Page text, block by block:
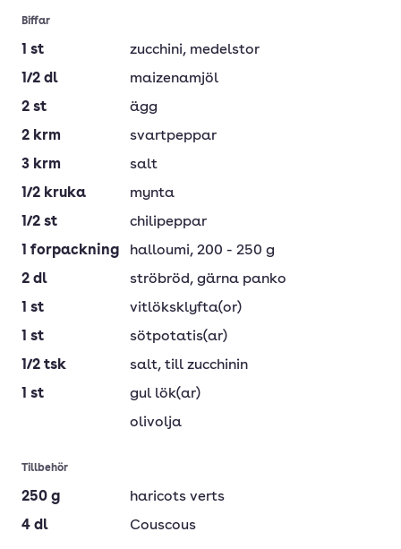
Biffar
1 st zucchini, medelstor
1/2 dl
maizenamjöl
2 st
ägg
2 krm
svartpeppar
3 krm
salt
1/2 kruka
mynta
1/2 st
chilipeppar
1 forpackning halloumi, 200 - 250 g
2 dl ströbröd, gärna panko
1 st
vitlöksklyfta(or)
1 st
sötpotatis(ar)
1/2 tsk salt, till zucchinin
1 st
gul lök(ar)
olivolja
Tillbehör
250 g
haricots verts
4 dl Couscous